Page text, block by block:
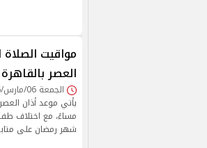
مواقيت
العصر
الجمعة 06/مارس/2026 - 01:55 م
مساءً، مع اختلاف
شهر رمضان على